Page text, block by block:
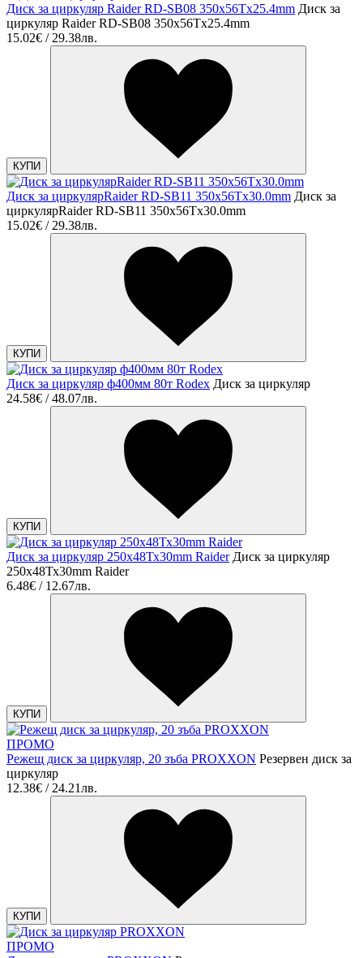
Диск за циркуляр Raider RD-SB08 350x56Tx25.4mm Диск за
циркуляр Raider RD-SB08 350x56Tx25.4mm
15.02€ / 29.38лв.
КУПИ
Диск за циркулярRaider RD-SB11 350x56Tx30.0mm Диск за
циркулярRaider RD-SB11 350x56Tx30.0mm
15.02€ / 29.38лв.
КУПИ
Диск за циркуляр ф400мм 80т Rodex Диск за циркуляр
24.58€ / 48.07лв.
КУПИ
Диск за циркуляр 250х48Тх30mm Raider Диск за циркуляр
250х48Тх30mm Raider
6.48€ / 12.67лв.
КУПИ
ПРОМО
Режещ диск за циркуляр, 20 зъба PROXXON Резервен диск за
циркуляр
12.38€ / 24.21лв.
КУПИ
ПРОМО